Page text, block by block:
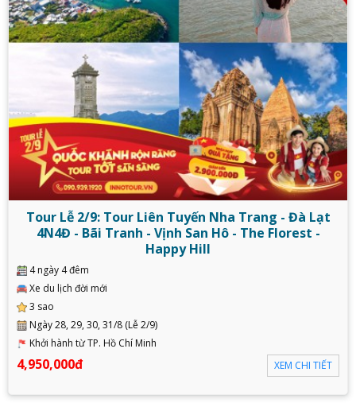
Tour Lễ 2/9: Tour Liên Tuyến Nha Trang - Đà Lạt
4N4Đ - Bãi Tranh - Vịnh San Hô - The Florest -
Happy Hill
4 ngày 4 đêm
Xe du lịch đời mới
3 sao
Ngày 28, 29, 30, 31/8 (Lễ 2/9)
Khởi hành từ TP. Hồ Chí Minh
4,950,000đ XEM CHI TIẾT